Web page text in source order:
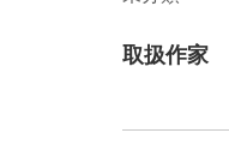
取扱作家